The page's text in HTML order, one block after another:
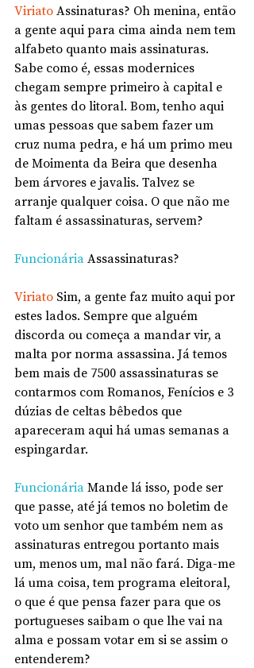
Viriato Assinaturas? Oh menina, então
a gente aqui para cima ainda nem tem
alfabeto quanto mais assinaturas.
Sabe como é, essas modernices
chegam sempre primeiro à capital e
às gentes do litoral. Bom, tenho aqui
umas pessoas que sabem fazer um
cruz numa pedra, e há um primo meu
de Moimenta da Beira que desenha
bem árvores e javalis. Talvez se
arranje qualquer coisa. O que não me
faltam é assassinaturas, servem?
Funcionária Assassinaturas?
Viriato Sim, a gente faz muito aqui por
estes lados. Sempre que alguém
discorda ou começa a mandar vir, a
malta por norma assassina. Já temos
bem mais de 7500 assassinaturas se
contarmos com Romanos, Fenícios e 3
dúzias de celtas bêbedos que
apareceram aqui há umas semanas a
espingardar.
Funcionária Mande lá isso, pode ser
que passe, até já temos no boletim de
voto um senhor que também nem as
assinaturas entregou portanto mais
um, menos um, mal não fará. Diga-me
lá uma coisa, tem programa eleitoral,
o que é que pensa fazer para que os
portugueses saibam o que lhe vai na
alma e possam votar em si se assim o
entenderem?